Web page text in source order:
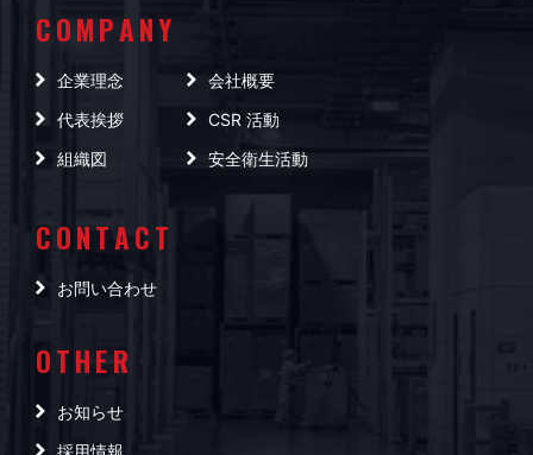
COMPANY
企業理念
会社概要
代表挨拶
CSR 活動
組織図
安全衛生活動
CONTACT
お問い合わせ
OTHER
お知らせ
採用情報